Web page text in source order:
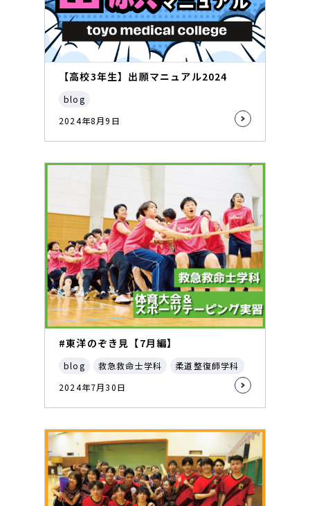
【高校3年生】出願マニュアル2024
blog
2024年8月9日
#東洋のぞき見【7月編】
blog 救急救命士学科
柔道整復師学科
2024年7月30日